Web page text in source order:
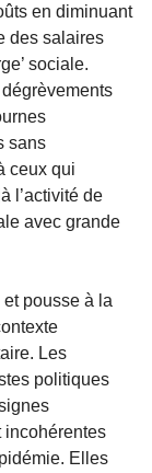
en diminuant
des salaires
sociale.
sans
ceux qui
l’activité de
avec grande
pousse à la
Les
politiques
incohérentes
Elles